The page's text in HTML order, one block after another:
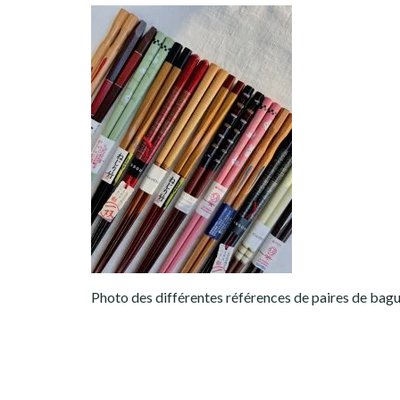
Photo des différentes références de paires de